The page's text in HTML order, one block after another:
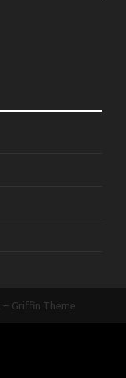
– Griffin Theme